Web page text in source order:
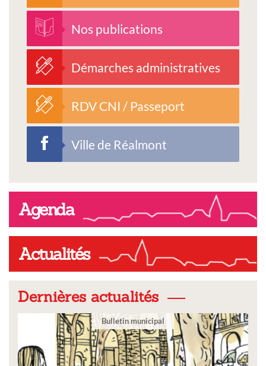
Nos publications
Démarches administratives
RDV CNI / Passeport
Ville de Réalmont
Agenda
Actualités
Dernières actualités
Bulletin municipal